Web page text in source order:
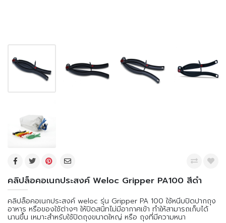
คลิปล็อคอเนกประสงค์ Weloc Gripper PA100 สีดำ
คลิปล็อคอเนกประสงค์ weloc รุ่น Gripper PA 100 ใช้หนีบปิดปากถุง
อาหาร หรือของใช้ต่างๆ ให้ปิดสนิทไม่มีอากาศเข้า ทำให้สามารถเก็บได้
นานขึ้น เหมาะสำหรับใช้ปิดถุงขนาดใหญ่ หรือ ถุงที่มีความหนา